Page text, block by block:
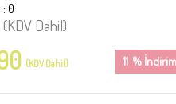
: 0
%
11 İndirim
(KDV Dahil)
(KDV Dahil)